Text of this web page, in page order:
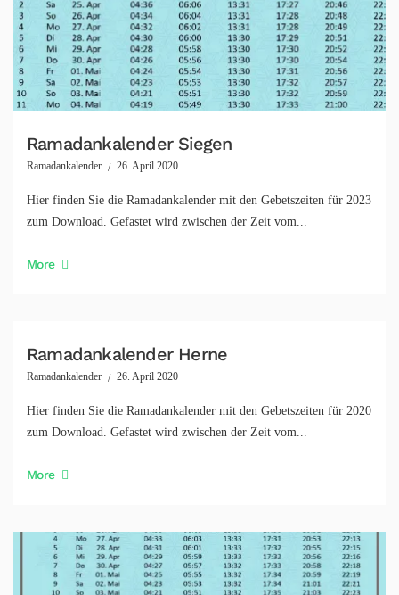
Ramadankalender Siegen
Ramadankalender 26. April 2020
Hier finden Sie die Ramadankalender mit den Gebetszeiten für 2023
zum Download. Gefastet wird zwischen der Zeit vom...
More
Ramadankalender Herne
Ramadankalender 26. April 2020
Hier finden Sie die Ramadankalender mit den Gebetszeiten für 2020
zum Download. Gefastet wird zwischen der Zeit vom...
More